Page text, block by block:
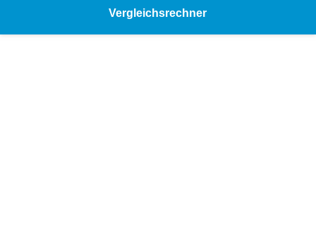
Vergleichsrechner